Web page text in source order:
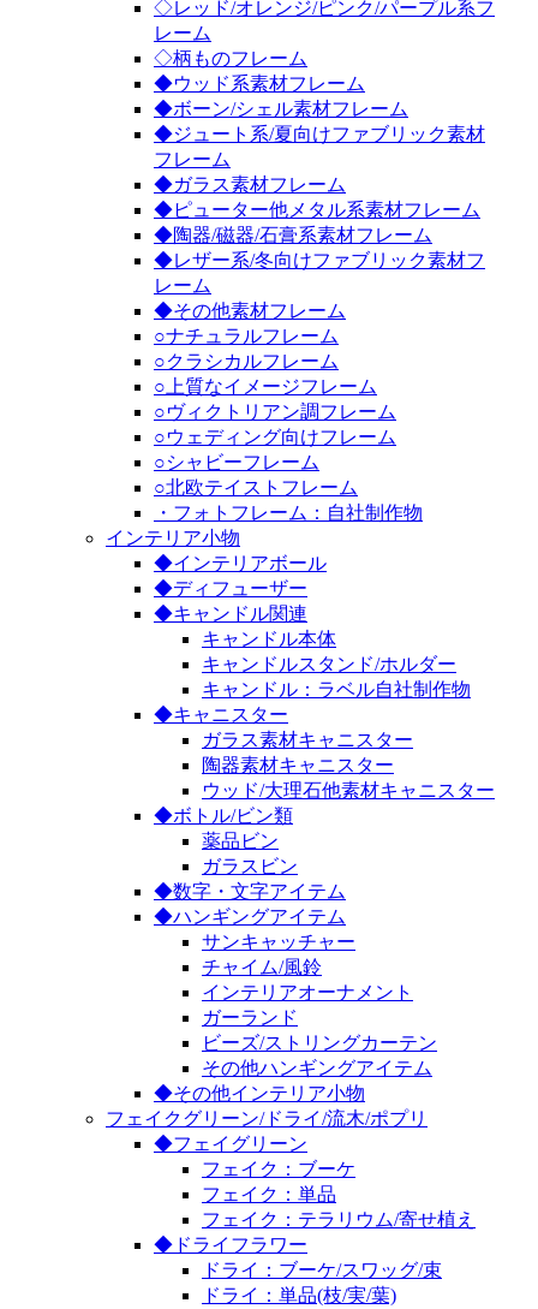
◇レッド/オレンジ/ピンク/パープル系フ
レーム
◇柄ものフレーム
◆ウッド系素材フレーム
◆ボーン/シェル素材フレーム
◆ジュート系/夏向けファブリック素材
フレーム
◆ガラス素材フレーム
◆ピューター他メタル系素材フレーム
◆陶器/磁器/石膏系素材フレーム
◆レザー系/冬向けファブリック素材フ
レーム
◆その他素材フレーム
○ナチュラルフレーム
○クラシカルフレーム
○上質なイメージフレーム
○ヴィクトリアン調フレーム
○ウェディング向けフレーム
○シャビーフレーム
○北欧テイストフレーム
・フォトフレーム：自社制作物
インテリア小物
◆インテリアボール
◆ディフューザー
◆キャンドル関連
キャンドル本体
キャンドルスタンド/ホルダー
キャンドル：ラベル自社制作物
◆キャニスター
ガラス素材キャニスター
陶器素材キャニスター
ウッド/大理石他素材キャニスター
◆ボトル/ビン類
薬品ビン
ガラスビン
◆数字・文字アイテム
◆ハンギングアイテム
サンキャッチャー
チャイム/風鈴
インテリアオーナメント
ガーランド
ビーズ/ストリングカーテン
その他ハンギングアイテム
◆その他インテリア小物
フェイクグリーン/ドライ/流木/ポプリ
◆フェイグリーン
フェイク：ブーケ
フェイク：単品
フェイク：テラリウム/寄せ植え
◆ドライフラワー
ドライ：ブーケ/スワッグ/束
ドライ：単品(枝/実/葉)